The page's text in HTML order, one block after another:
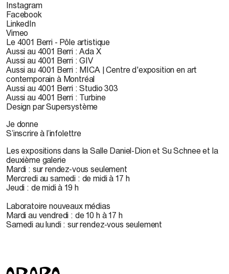
Instagram
Facebook
LinkedIn
Vimeo
Le 4001 Berri - Pôle artistique
Aussi au 4001 Berri : Ada X
Aussi au 4001 Berri : GIV
Aussi au 4001 Berri : MICA | Centre d'exposition en art
contemporain à Montréal
Aussi au 4001 Berri : Studio 303
Aussi au 4001 Berri : Turbine
Design par Supersystème
Je donne
S’inscrire à l’infolettre
Les expositions dans la Salle Daniel-Dion et Su Schnee et la
deuxième galerie
Mardi : sur rendez-vous seulement
Mercredi au samedi : de midi à 17 h
Jeudi : de midi à 19 h
Laboratoire nouveaux médias
Mardi au vendredi : de 10 h à 17 h
Samedi au lundi : sur rendez-vous seulement